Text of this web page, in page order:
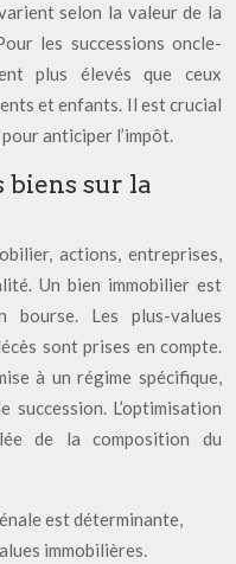
selon la valeur de la
les successions oncle-
plus élevés que ceux
et enfants. Il est crucial
anticiper l’impôt.
biens sur la
actions, entreprises,
Un bien immobilier est
bourse. Les plus-values
sont prises en compte.
à un régime spécifique,
L’optimisation
de la composition du
est déterminante,
immobilières.